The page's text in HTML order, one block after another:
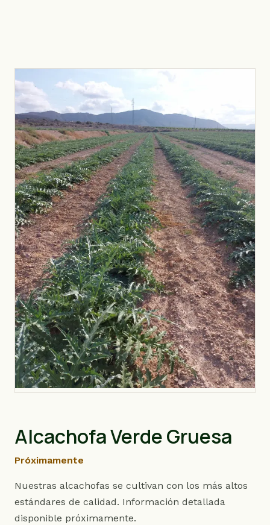
Alcachofa Verde Gruesa
Próximamente
Nuestras alcachofas se cultivan con los más altos
estándares de calidad. Información detallada
disponible próximamente.